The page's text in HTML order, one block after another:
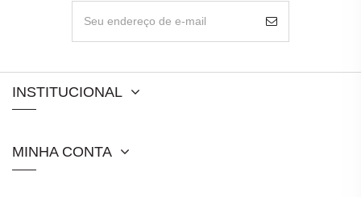
INSTITUCIONAL
MINHA CONTA